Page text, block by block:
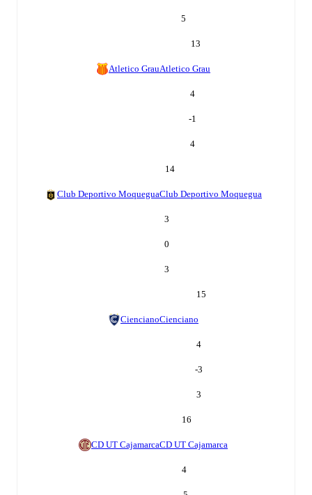
5
13
Atletico GrauAtletico Grau
4
-1
4
14
Club Deportivo MoqueguaClub Deportivo Moquegua
3
0
3
15
CiencianoCienciano
4
-3
3
16
CD UT CajamarcaCD UT Cajamarca
4